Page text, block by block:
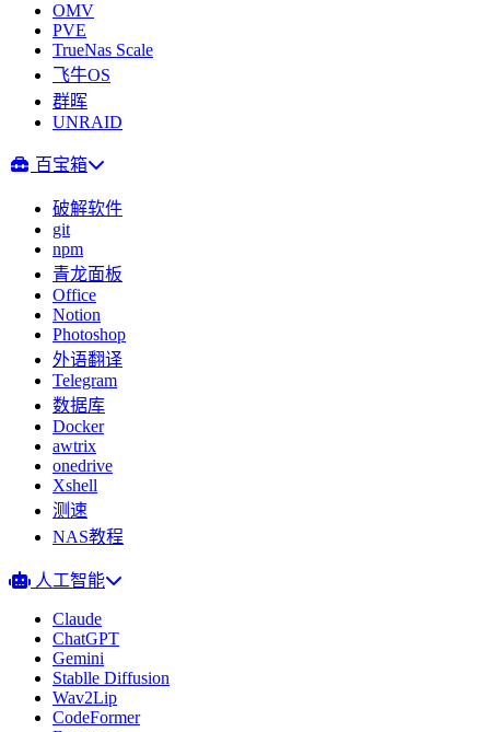
OMV
PVE
TrueNas Scale
飞牛OS
群晖
UNRAID
百宝箱
破解软件
git
npm
青龙面板
Office
Notion
Photoshop
外语翻译
Telegram
数据库
Docker
awtrix
onedrive
Xshell
测速
NAS教程
人工智能
Claude
ChatGPT
Gemini
Stablle Diffusion
Wav2Lip
CodeFormer